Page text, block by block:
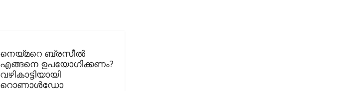
നെയ്മറെ ബ്രസീൽ
എങ്ങനെ ഉപയോഗിക്കണം?
വഴികാട്ടിയായി
റൊണാൾഡോ